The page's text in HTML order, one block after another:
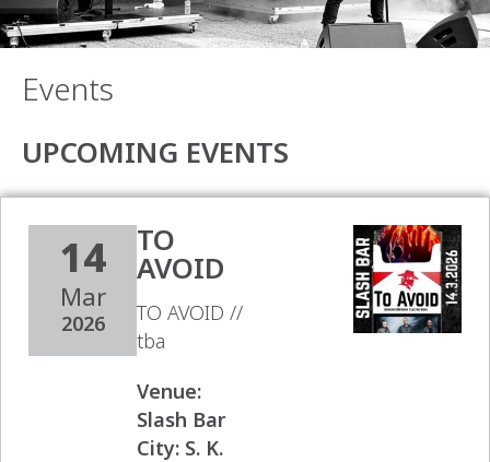
Events
UPCOMING EVENTS
14
Mar
2026
TO
AVOID
TO AVOID //
tba
Venue:
Slash Bar
City: S. K.